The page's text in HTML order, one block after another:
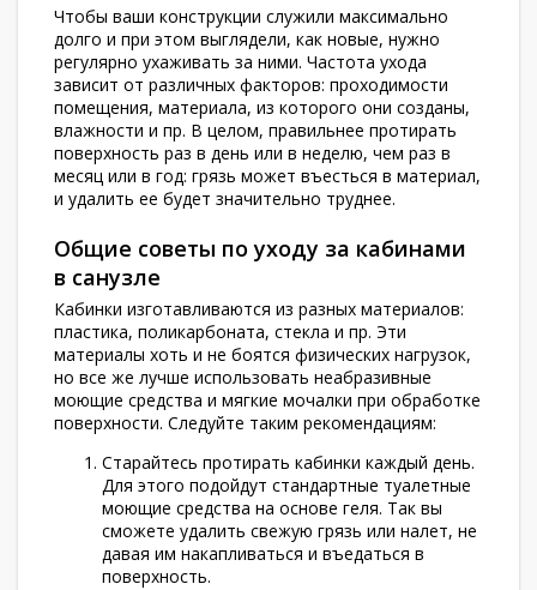
Чтобы ваши конструкции служили максимально
долго и при этом выглядели, как новые, нужно
регулярно ухаживать за ними. Частота ухода
зависит от различных факторов: проходимости
помещения, материала, из которого они созданы,
влажности и пр. В целом, правильнее протирать
поверхность раз в день или в неделю, чем раз в
месяц или в год: грязь может въесться в материал,
и удалить ее будет значительно труднее.
Общие советы по уходу за кабинами
в санузле
Кабинки изготавливаются из разных материалов:
пластика, поликарбоната, стекла и пр. Эти
материалы хоть и не боятся физических нагрузок,
но все же лучше использовать неабразивные
моющие средства и мягкие мочалки при обработке
поверхности. Следуйте таким рекомендациям:
Старайтесь протирать кабинки каждый день.
Для этого подойдут стандартные туалетные
моющие средства на основе геля. Так вы
сможете удалить свежую грязь или налет, не
давая им накапливаться и въедаться в
поверхность.